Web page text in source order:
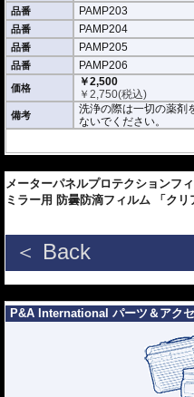
円形
PAMP201 : 直径 90mm
PAMP202 : 直径 80mm
PAMP203 : 直径 65mm
楕円形
PAMP204 : HxW 70x120mm
PAMP205 : HxW 60x100mm
PAMP206 : HxW 45x90mm
品番 PAMP203
品番 PAMP204
品番 PAMP205
品番 PAMP206
価格
￥2,500
￥2,750(税込)
備考
洗浄の際は一切の薬剤
ないでください。
メーターパネルプロテクションフ
ミラー用 防曇防滴フィルム 「ク
＜ Back
P&A International パーツ＆アク